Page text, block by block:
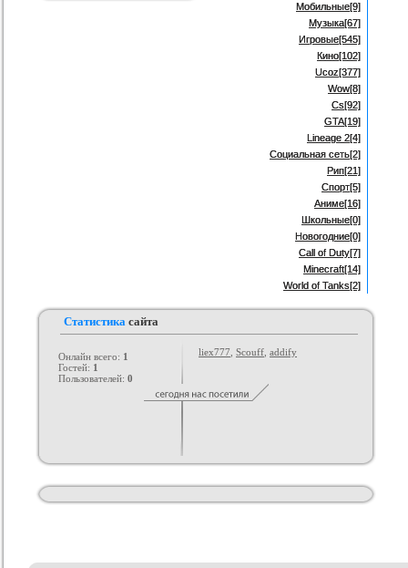
Мобильные[9]
Музыка[67]
Игровые[545]
Кино[102]
Ucoz[377]
Wow[8]
Cs[92]
GTA[19]
Lineage 2[4]
Социальная сеть[2]
Рип[21]
Спорт[5]
Аниме[16]
Школьные[0]
Новогодние[0]
Call of Duty[7]
Minecraft[14]
World of Tanks[2]
Статистика сайта
Онлайн всего: 1
Гостей: 1
Пользователей: 0
liex777 Scouff addify